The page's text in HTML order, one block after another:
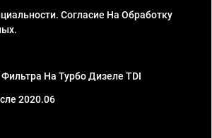
Согласие На Обработку
На Турбо Дизеле TDI
2020.06